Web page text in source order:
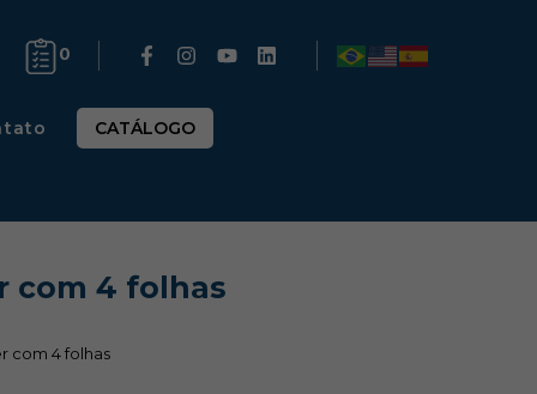
0
CATÁLOGO
com 4 folhas
com 4 folhas